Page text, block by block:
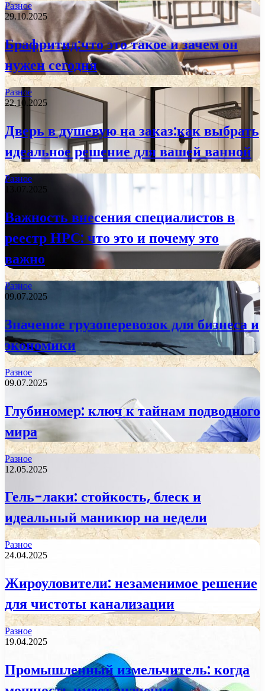
Разное
29.10.2025
Брафритид:что это такое и зачем он
нужен сегодня
Разное
22.10.2025
Дверь в душевую на заказ:как выбрать
идеальное решение для вашей ванной
Разное
13.07.2025
Важность внесения специалистов в
реестр НРС: что это и почему это
важно
Разное
09.07.2025
Значение грузоперевозок для бизнеса и
экономики
Разное
09.07.2025
Глубиномер: ключ к тайнам подводного
мира
Разное
12.05.2025
Гель-лаки: стойкость, блеск и
идеальный маникюр на недели
Разное
24.04.2025
Жироуловители: незаменимое решение
для чистоты канализации
Разное
19.04.2025
Промышленный измельчитель: когда